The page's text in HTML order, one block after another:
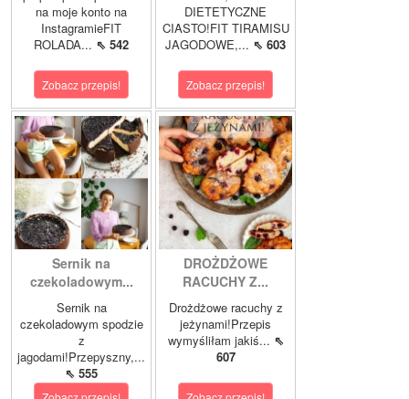
na moje konto na
InstagramieFIT
ROLADA... ⇖ 542
Zobacz przepis!
DIETETYCZNE
CIASTO!FIT TIRAMISU
JAGODOWE,... ⇖ 603
Zobacz przepis!
Sernik na
czekoladowym...
Sernik na
czekoladowym spodzie
z
jagodami!Przepyszny,...
⇖ 555
DROŻDŻOWE
RACUCHY Z...
Drożdżowe racuchy z
jeżynami!Przepis
wymyśliłam jakiś... ⇖
607